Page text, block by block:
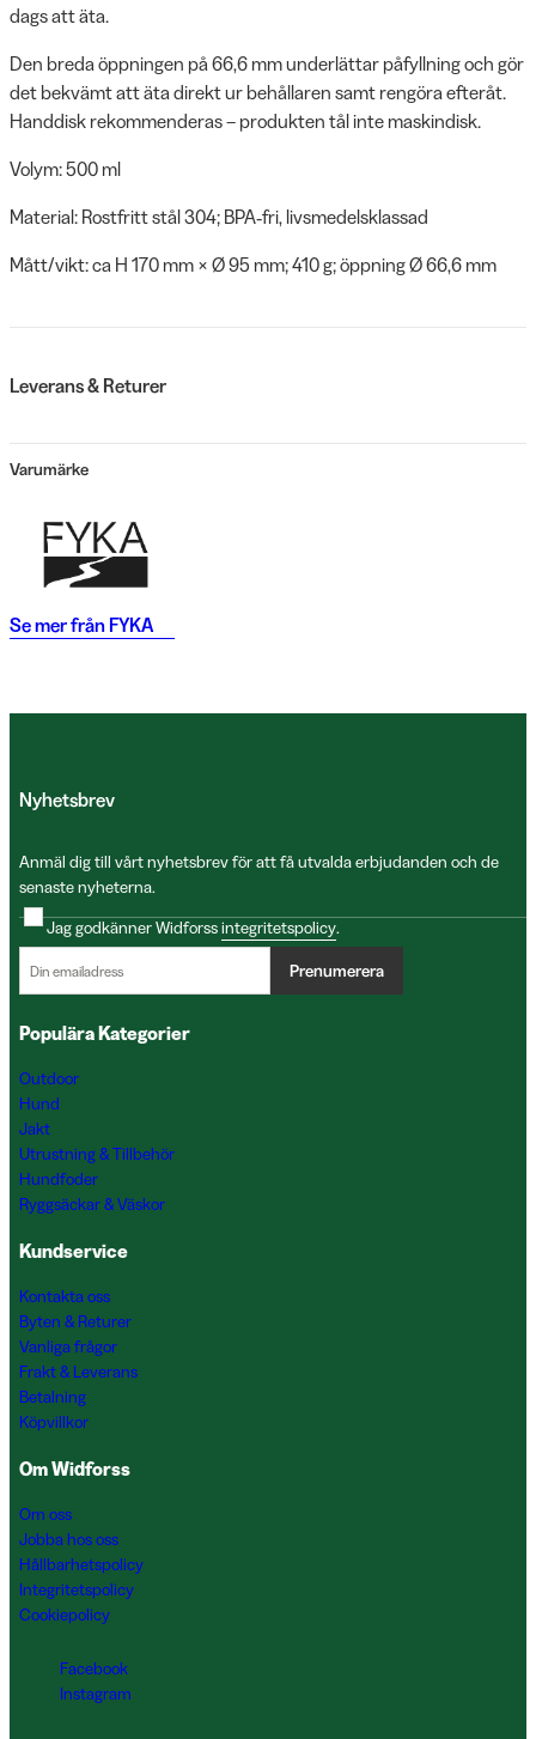
dags att äta.
Den breda öppningen på 66,6 mm underlättar påfyllning och gör
det bekvämt att äta direkt ur behållaren samt rengöra efteråt.
Handdisk rekommenderas – produkten tål inte maskindisk.
Volym: 500 ml
Material: Rostfritt stål 304; BPA‑fri, livsmedelsklassad
Mått/vikt: ca H 170 mm × Ø 95 mm; 410 g; öppning Ø 66,6 mm
Leverans & Returer
Varumärke
Se mer från FYKA
Nyhetsbrev
Anmäl dig till vårt nyhetsbrev för att få utvalda erbjudanden och de
senaste nyheterna.
Jag godkänner Widforssintegritetspolicy.
Prenumerera
Populära Kategorier
Outdoor
Hund
Jakt
Utrustning & Tillbehör
Hundfoder
Ryggsäckar & Väskor
Kundservice
Kontakta oss
Byten & Returer
Vanliga frågor
Frakt & Leverans
Betalning
Köpvillkor
Om Widforss
Om oss
Jobba hos oss
Hållbarhetspolicy
Integritetspolicy
Cookiepolicy
Facebook
Instagram